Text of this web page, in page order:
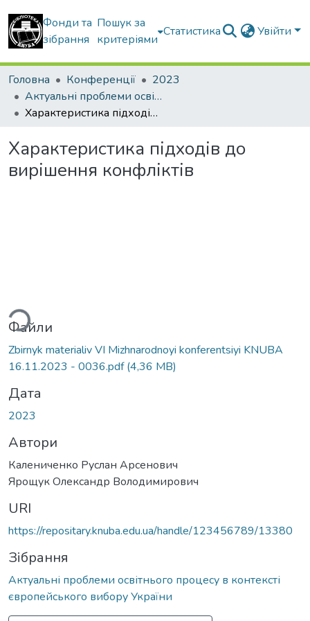
Фонди та
зібрання
Пошук за
критеріями
Статистика Увійти
Головна Конференції
2023
Актуальні проблеми освітнього процесу в контексті європейського вибору України
Характеристика підходів до вирішення конфліктів
Характеристика підходів до
вирішення конфліктів
Файли
Zbirnyk materialiv VI Mizhnarodnoyi konferentsiyi KNUBA
16.11.2023 - 0036.pdf(4,36 MB)
Дата
2023
Автори
Калениченко Руслан Арсенович
Ярощук Олександр Володимирович
URI
https://repositary.knuba.edu.ua/handle/123456789/13380
Зібрання
Актуальні проблеми освітнього процесу в контексті
європейського вибору України